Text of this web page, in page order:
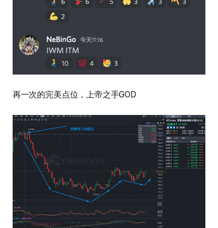
再一次的完美点位，上帝之手GOD